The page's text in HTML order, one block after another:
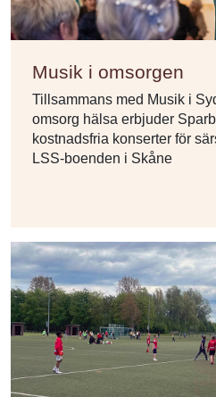
Musik i omsorgen
Tillsammans med Musik i
omsorg hälsa erbjuder
kostnadsfria konserter för
LSS-boenden i Skåne